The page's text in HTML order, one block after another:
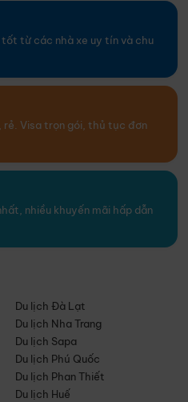
từ các nhà xe uy tín và chu
rẻ. Visa trọn gói, thủ tục đơn
nhiều khuyến mãi hấp dẫn
Du lịch Đà Lạt
Du lịch Nha Trang
Du lịch Sapa
Du lịch Phú Quốc
Du lịch Phan Thiết
Du lịch Huế